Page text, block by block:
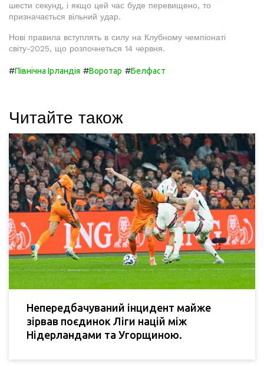
шести секунд, і якщо цей час буде перевищено, то
призначається вільний удар.
Нові правила вступлять в силу на Клубному чемпіонаті
світу-2025, що розпочнеться 14 червня.
#Північна Ірландія #Воротар #Белфаст
Читайте також
Непередбачуваний інцидент майже
зірвав поєдинок Ліги націй між
Нідерландами та Угорщиною.